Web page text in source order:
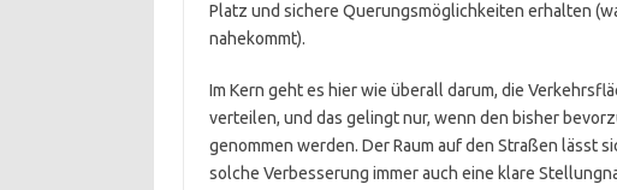
Platz und sichere Querungsmöglichkeiten erhalten
nahekommt).
Im Kern geht es hier wie überall darum, die
verteilen, und das gelingt nur, wenn den bisher
genommen werden. Der Raum auf den Straßen lässt
solche Verbesserung immer auch eine klare